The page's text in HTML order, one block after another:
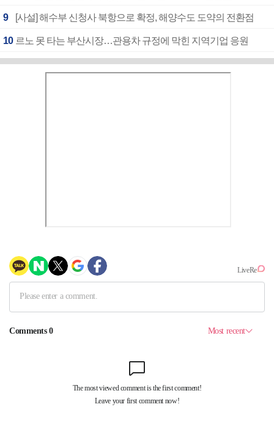
9 [사설] 해수부 신청사 북항으로 확정, 해양수도 도약의 전환점
10 르노 못 타는 부산시장…관용차 규정에 막힌 지역기업 응원